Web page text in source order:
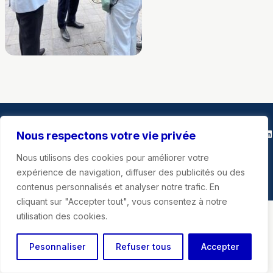
Nous respectons votre vie privée
Nous utilisons des cookies pour améliorer votre
expérience de navigation, diffuser des publicités ou des
contenus personnalisés et analyser notre trafic. En
cliquant sur "Accepter tout", vous consentez à notre
utilisation des cookies.
Pesonnaliser Refuser tous Accepter
Marie-Agnès Poussier-Winsback
Mentions légales